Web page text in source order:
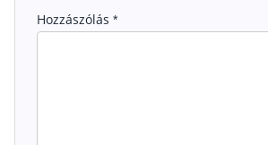
Hozzászólás *